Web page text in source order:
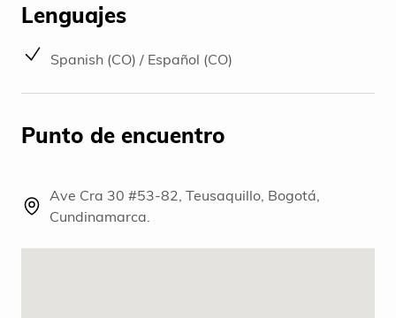
Lenguajes
Spanish (CO) / Español (CO)
Punto de encuentro
Ave Cra 30 #53-82, Teusaquillo, Bogotá,
Cundinamarca.